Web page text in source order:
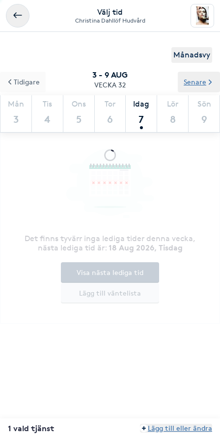
Välj tid
Christina Dahllöf Hudvård
Månadsvy
3 - 9 AUG
VECKA 32
Mån
3
Tis
4
Ons
5
Tor
6
Idag
7
Lör
8
Sön
9
Tidigare Senare
Det finns tyvärr inga lediga tider denna vecka,
nästa lediga tid är: 18 Aug 2026, Tisdag
Lägg till väntelista
Visa nästa lediga tid
1 vald tjänst Lägg till eller ändra